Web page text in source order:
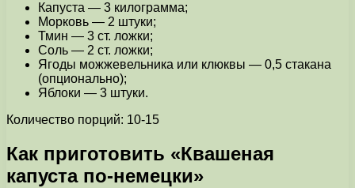
Капуста — 3 килограмма;
Морковь — 2 штуки;
Тмин — 3 ст. ложки;
Соль — 2 ст. ложки;
Ягоды можжевельника или клюквы — 0,5 стакана
(опционально);
Яблоки — 3 штуки.
Количество порций: 10-15
Как приготовить «Квашеная
капуста по-немецки»